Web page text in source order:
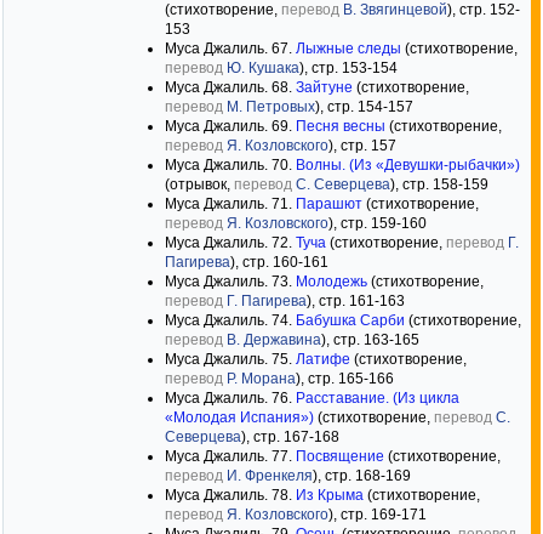
(стихотворение, перевод В. Звягинцевой), стр. 152-
153
Муса Джалиль. 67. Лыжные следы (стихотворение,
перевод Ю. Кушака), стр. 153-154
Муса Джалиль. 68. Зайтуне (стихотворение,
перевод М. Петровых), стр. 154-157
Муса Джалиль. 69. Песня весны (стихотворение,
перевод Я. Козловского), стр. 157
Муса Джалиль. 70. Волны. (Из «Девушки-рыбачки»)
(отрывок, перевод С. Северцева), стр. 158-159
Муса Джалиль. 71. Парашют (стихотворение,
перевод Я. Козловского), стр. 159-160
Муса Джалиль. 72. Туча (стихотворение, перевод Г.
Пагирева), стр. 160-161
Муса Джалиль. 73. Молодежь (стихотворение,
перевод Г. Пагирева), стр. 161-163
Муса Джалиль. 74. Бабушка Сарби (стихотворение,
перевод В. Державина), стр. 163-165
Муса Джалиль. 75. Латифе (стихотворение,
перевод Р. Морана), стр. 165-166
Муса Джалиль. 76. Расставание. (Из цикла
«Молодая Испания») (стихотворение, перевод С.
Северцева), стр. 167-168
Муса Джалиль. 77. Посвящение (стихотворение,
перевод И. Френкеля), стр. 168-169
Муса Джалиль. 78. Из Крыма (стихотворение,
перевод Я. Козловского), стр. 169-171